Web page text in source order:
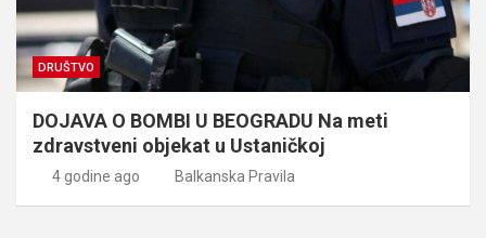
DRUŠTVO
DOJAVA O BOMBI U BEOGRADU Na meti
zdravstveni objekat u Ustaničkoj
4 godine ago Balkanska Pravila